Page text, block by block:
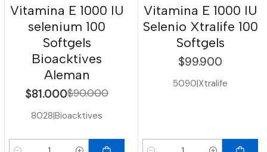
Vitamina E 1000 IU
selenium 100
Softgels
Bioacktives
Aleman
$81.000$90.000
8028|Bioacktives
Vitamina E 1000 IU
Selenio Xtralife 100
Softgels
$99.900
5090|Xtralife